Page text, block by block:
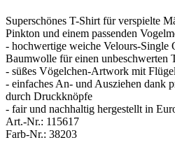
Superschönes T-Shirt für verspielte
Pinkton und einem passenden
- hochwertige weiche Velours-Single
Baumwolle für einen unbeschwerten
- süßes Vögelchen-Artwork mit
- einfaches An- und Ausziehen dank
durch Druckknöpfe
- fair und nachhaltig hergestellt in
Art.-Nr.: 115617
Farb-Nr.: 38203